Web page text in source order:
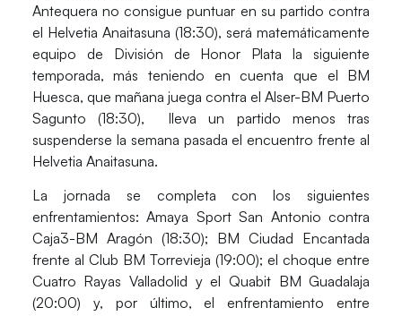
Antequera no consigue puntuar en su partido contra
el Helvetia Anaitasuna (18:30), será matemáticamente
equipo de División de Honor Plata la siguiente
temporada, más teniendo en cuenta que el BM
Huesca, que mañana juega contra el Alser-BM Puerto
Sagunto (18:30), lleva un partido menos tras
suspenderse la semana pasada el encuentro frente al
Helvetia Anaitasuna.
La jornada se completa con los siguientes
enfrentamientos: Amaya Sport San Antonio contra
Caja3-BM Aragón (18:30); BM Ciudad Encantada
frente al Club BM Torrevieja (19:00); el choque entre
Cuatro Rayas Valladolid y el Quabit BM Guadalaja
(20:00) y, por último, el enfrentamiento entre